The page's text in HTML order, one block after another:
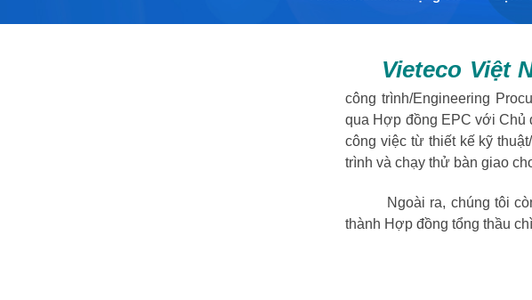
Vieteco Việt
công trình/Engineering
qua Hợp đồng EPC với Chủ
công việc từ thiết kế kỹ
trình và chạy thử bàn giao
Ngoài ra, chúng tôi còn
thành Hợp đồng tổng thầu